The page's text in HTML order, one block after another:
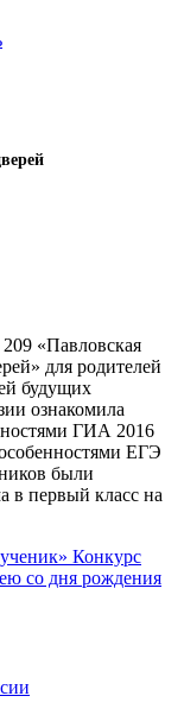
«Павловская
для родителей
будущих
ознакомила
ГИА 2016
ЕГЭ
были
в первый класс на
Конкурс
со дня рождения